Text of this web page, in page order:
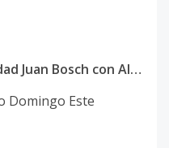
Proyecto Moderno en Ciudad Juan Bosch con Alto Potencial
Domingo Este